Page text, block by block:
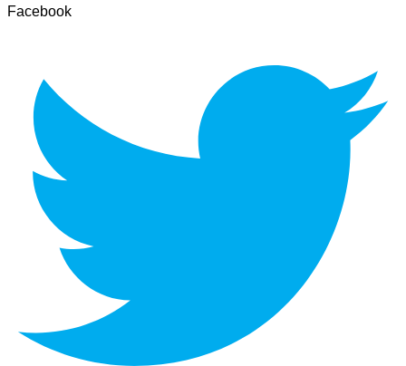
Facebook